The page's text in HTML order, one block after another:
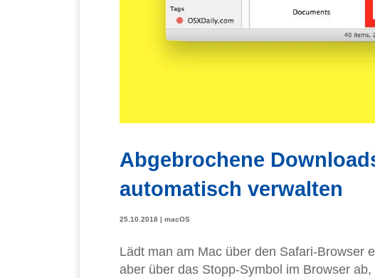
Abgebrochene
automatisch verwalten
25.10.2018 | macOS
Lädt man am Mac über den Safari-Browser
aber über das Stopp-Symbol im Browser